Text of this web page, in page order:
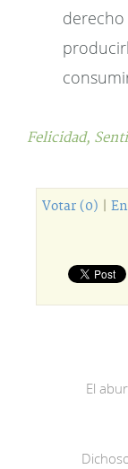
Felicidad,
Votar (0)
El